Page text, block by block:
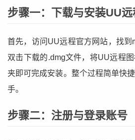
步骤一：下载与安装UU
首先，访问UU远程官方网站，找到
双击下载的.dmg文件，将UU远程
夹即可完成安装。整个过程简单快
手。
步骤二：注册与登录账号